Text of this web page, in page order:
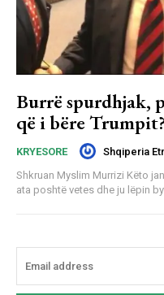
Burrë spurdhjak,
që i bëre Trumpit?
KRYESORE Shqiperia
Shkruan Myslim Murrizi Këto janë fiks veset e një dhjaksi që dhunon